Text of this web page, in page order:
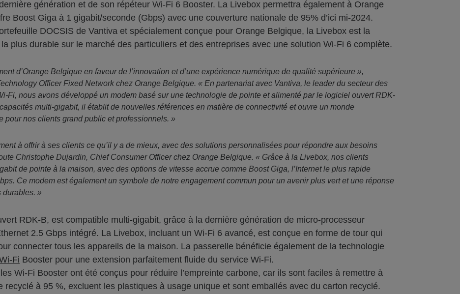
génération et de son répéteur Wi-Fi 6 Booster. La Livebox permettra également à Orange
Boost Giga à 1 gigabit/seconde (Gbps) avec une couverture nationale de 95% d’ici mi-2024.
DOCSIS de Vantiva et spécialement conçue pour Orange Belgique, la Livebox est la
plus durable sur le marché des particuliers et des entreprises avec une solution Wi-Fi 6 complète.
d’Orange Belgique en faveur de l’innovation et d’une expérience numérique de qualité supérieure »,
Officer Fixed Network chez Orange Belgique. « En partenariat avec Vantiva, le leader du secteur des
Fi, nous avons développé un modem basé sur une technologie de pointe et alimenté par le logiciel ouvert RDK-
multi-gigabit, il établit de nouvelles références en matière de connectivité et ouvre un monde
pour nos clients grand public et professionnels. »
à offrir à ses clients ce qu’il y a de mieux, avec des solutions personnalisées pour répondre aux besoins
Christophe Dujardin, Chief Consumer Officer chez Orange Belgique. « Grâce à la Livebox, nos clients
de pointe à la maison, avec des options de vitesse accrue comme Boost Giga, l’Internet le plus rapide
Ce modem est également un symbole de notre engagement commun pour un avenir plus vert et une réponse
durables. »
RDK-B, est compatible multi-gigabit, grâce à la dernière génération de micro-processeur
2.5 Gbps intégré. La Livebox, incluant un Wi-Fi 6 avancé, est conçue en forme de tour qui
connecter tous les appareils de la maison. La passerelle bénéficie également de la technologie
Fi Booster pour une extension parfaitement fluide du service Wi-Fi.
Wi-Fi Booster ont été conçus pour réduire l’empreinte carbone, car ils sont faciles à remettre à
recyclé à 95 %, excluent les plastiques à usage unique et sont emballés avec du carton recyclé.